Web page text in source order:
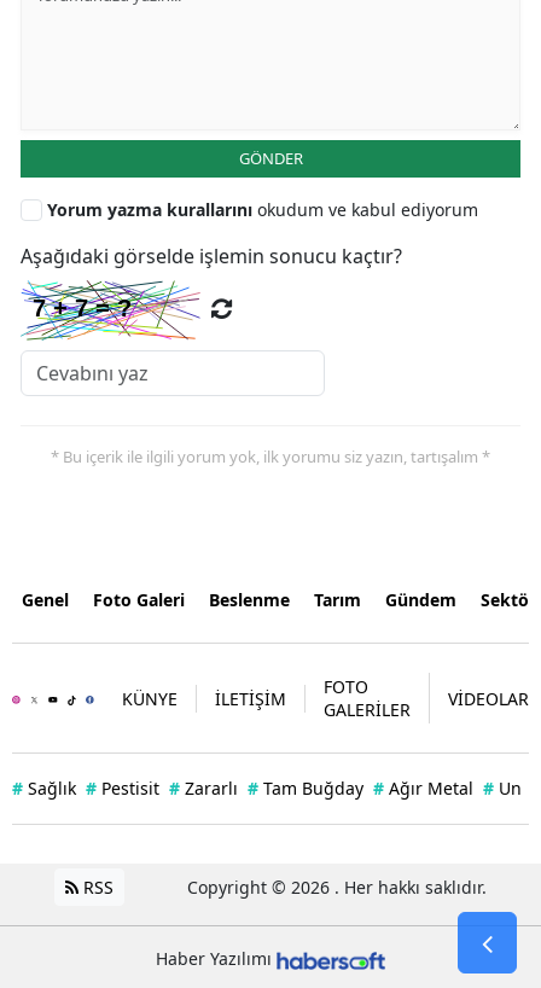
GÖNDER
Yorum yazma kurallarını okudum ve kabul ediyorum
Aşağıdaki görselde işlemin sonucu kaçtır?
* Bu içerik ile ilgili yorum yok, ilk yorumu siz yazın, tartışalım *
Genel Foto Galeri Beslenme Tarım Gündem
KÜNYE İLETİŞİM
FOTO
GALERİLER
VİDEOLAR
# Sağlık # Pestisit # Zararlı # Tam Buğday # Ağır Metal # Un
RSS Copyright © 2026 . Her hakkı saklıdır.
Haber Yazılımı